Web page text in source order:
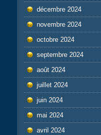
décembre 2024
novembre 2024
octobre 2024
septembre 2024
août 2024
juillet 2024
juin 2024
mai 2024
avril 2024